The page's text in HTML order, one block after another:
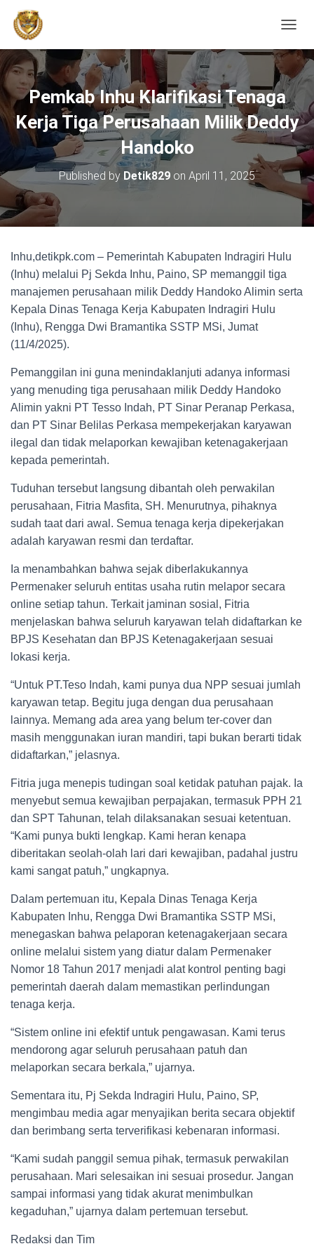
Pemkab Inhu Klarifikasi Tenaga
Kerja Tiga Perusahaan Milik Deddy
Handoko
Published by Detik829 on April 11, 2025
Inhu,detikpk.com – Pemerintah Kabupaten Indragiri Hulu
(Inhu) melalui Pj Sekda Inhu, Paino, SP memanggil tiga
manajemen perusahaan milik Deddy Handoko Alimin serta
Kepala Dinas Tenaga Kerja Kabupaten Indragiri Hulu
(Inhu), Rengga Dwi Bramantika SSTP MSi, Jumat
(11/4/2025).
Pemanggilan ini guna menindaklanjuti adanya informasi
yang menuding tiga perusahaan milik Deddy Handoko
Alimin yakni PT Tesso Indah, PT Sinar Peranap Perkasa,
dan PT Sinar Belilas Perkasa mempekerjakan karyawan
ilegal dan tidak melaporkan kewajiban ketenagakerjaan
kepada pemerintah.
Tuduhan tersebut langsung dibantah oleh perwakilan
perusahaan, Fitria Masfita, SH. Menurutnya, pihaknya
sudah taat dari awal. Semua tenaga kerja dipekerjakan
adalah karyawan resmi dan terdaftar.
Ia menambahkan bahwa sejak diberlakukannya
Permenaker seluruh entitas usaha rutin melapor secara
online setiap tahun. Terkait jaminan sosial, Fitria
menjelaskan bahwa seluruh karyawan telah didaftarkan ke
BPJS Kesehatan dan BPJS Ketenagakerjaan sesuai
lokasi kerja.
“Untuk PT.Teso Indah, kami punya dua NPP sesuai jumlah
karyawan tetap. Begitu juga dengan dua perusahaan
lainnya. Memang ada area yang belum ter-cover dan
masih menggunakan iuran mandiri, tapi bukan berarti tidak
didaftarkan,” jelasnya.
Fitria juga menepis tudingan soal ketidak patuhan pajak. Ia
menyebut semua kewajiban perpajakan, termasuk PPH 21
dan SPT Tahunan, telah dilaksanakan sesuai ketentuan.
“Kami punya bukti lengkap. Kami heran kenapa
diberitakan seolah-olah lari dari kewajiban, padahal justru
kami sangat patuh,” ungkapnya.
Dalam pertemuan itu, Kepala Dinas Tenaga Kerja
Kabupaten Inhu, Rengga Dwi Bramantika SSTP MSi,
menegaskan bahwa pelaporan ketenagakerjaan secara
online melalui sistem yang diatur dalam Permenaker
Nomor 18 Tahun 2017 menjadi alat kontrol penting bagi
pemerintah daerah dalam memastikan perlindungan
tenaga kerja.
“Sistem online ini efektif untuk pengawasan. Kami terus
mendorong agar seluruh perusahaan patuh dan
melaporkan secara berkala,” ujarnya.
Sementara itu, Pj Sekda Indragiri Hulu, Paino, SP,
mengimbau media agar menyajikan berita secara objektif
dan berimbang serta terverifikasi kebenaran informasi.
“Kami sudah panggil semua pihak, termasuk perwakilan
perusahaan. Mari selesaikan ini sesuai prosedur. Jangan
sampai informasi yang tidak akurat menimbulkan
kegaduhan,” ujarnya dalam pertemuan tersebut.
Redaksi dan Tim